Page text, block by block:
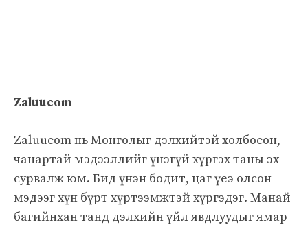
Zaluucom
Zaluucom нь Монголыг дэлхийтэй холбосон,
чанартай мэдээллийг үнэгүй хүргэх таны эх
сурвалж юм. Бид үнэн бодит, цаг үеэ олсон
мэдээг хүн бүрт хүртээмжтэй хүргэдэг. Манай
багийнхан танд дэлхийн үйл явдлуудыг ямар